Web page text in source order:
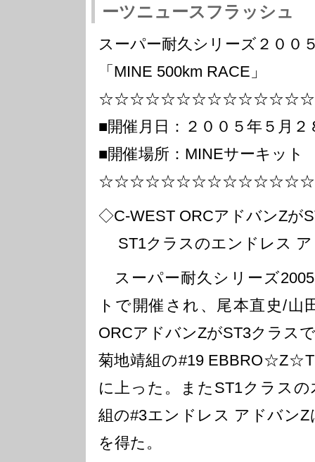
ーツニュースフラッシュ
スーパー耐久シリーズ２０
「MINE 500km RACE」
■開催月日：２００５年５月２
■開催場所：MINEサーキット
◇C-WEST ORCアドバンZが
ST1クラスのエンドレス ア
スーパー耐久シリーズ
トで開催され、尾本直史/山
ORCアドバンZがST3クラス
菊地靖組の#19
に上った。またST1クラス
組の#3エンドレス アドバン
を得た。